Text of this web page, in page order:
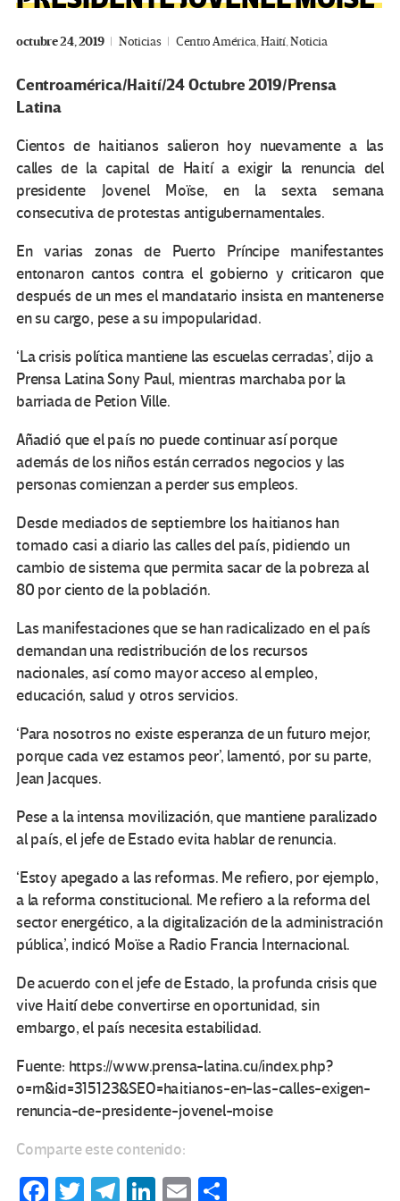
octubre 24, 2019 Noticias Centro América,Haití,Noticia
Centroamérica/Haití/24 Octubre 2019/Prensa
Latina
Cientos de haitianos salieron hoy nuevamente a las
calles de la capital de Haití a exigir la renuncia del
presidente Jovenel Moïse, en la sexta semana
consecutiva de protestas antigubernamentales.
En varias zonas de Puerto Príncipe manifestantes
entonaron cantos contra el gobierno y criticaron que
después de un mes el mandatario insista en mantenerse
en su cargo, pese a su impopularidad.
‘La crisis política mantiene las escuelas cerradas’, dijo a
Prensa Latina Sony Paul, mientras marchaba por la
barriada de Petion Ville.
Añadió que el país no puede continuar así porque
además de los niños están cerrados negocios y las
personas comienzan a perder sus empleos.
Desde mediados de septiembre los haitianos han
tomado casi a diario las calles del país, pidiendo un
cambio de sistema que permita sacar de la pobreza al
80 por ciento de la población.
Las manifestaciones que se han radicalizado en el país
demandan una redistribución de los recursos
nacionales, así como mayor acceso al empleo,
educación, salud y otros servicios.
‘Para nosotros no existe esperanza de un futuro mejor,
porque cada vez estamos peor’, lamentó, por su parte,
Jean Jacques.
Pese a la intensa movilización, que mantiene paralizado
al país, el jefe de Estado evita hablar de renuncia.
‘Estoy apegado a las reformas. Me refiero, por ejemplo,
a la reforma constitucional. Me refiero a la reforma del
sector energético, a la digitalización de la administración
pública’, indicó Moïse a Radio Francia Internacional.
De acuerdo con el jefe de Estado, la profunda crisis que
vive Haití debe convertirse en oportunidad, sin
embargo, el país necesita estabilidad.
Fuente: https://www.prensa-latina.cu/index.php?
o=rn&id=315123&SEO=haitianos-en-las-calles-exigen-
renuncia-de-presidente-jovenel-moise
Comparte este contenido:
Fa T
Te Li
E